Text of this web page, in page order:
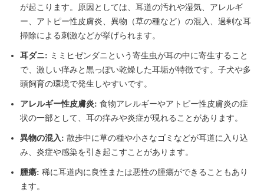
が起こります。原因としては、耳道の汚れや湿気、アレルギ
ー、アトピー性皮膚炎、異物（草の種など）の混入、過剰な耳
掃除による刺激などが挙げられます。
耳ダニ: ミミヒゼンダニという寄生虫が耳の中に寄生すること
で、激しい痒みと黒っぽい乾燥した耳垢が特徴です。子犬や多
頭飼育の環境で発生しやすいです。
アレルギー性皮膚炎: 食物アレルギーやアトピー性皮膚炎の症
状の一部として、耳の痒みや炎症が現れることがあります。
異物の混入: 散歩中に草の種や小さなゴミなどが耳道に入り込
み、炎症や感染を引き起こすことがあります。
腫瘍: 稀に耳道内に良性または悪性の腫瘍ができることもあり
ます。